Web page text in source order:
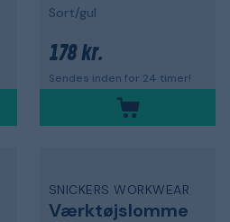
Sort/gul
178 kr.
Sendes inden for 24 timer!
SNICKERS WORKWEAR
Værktøjslomme